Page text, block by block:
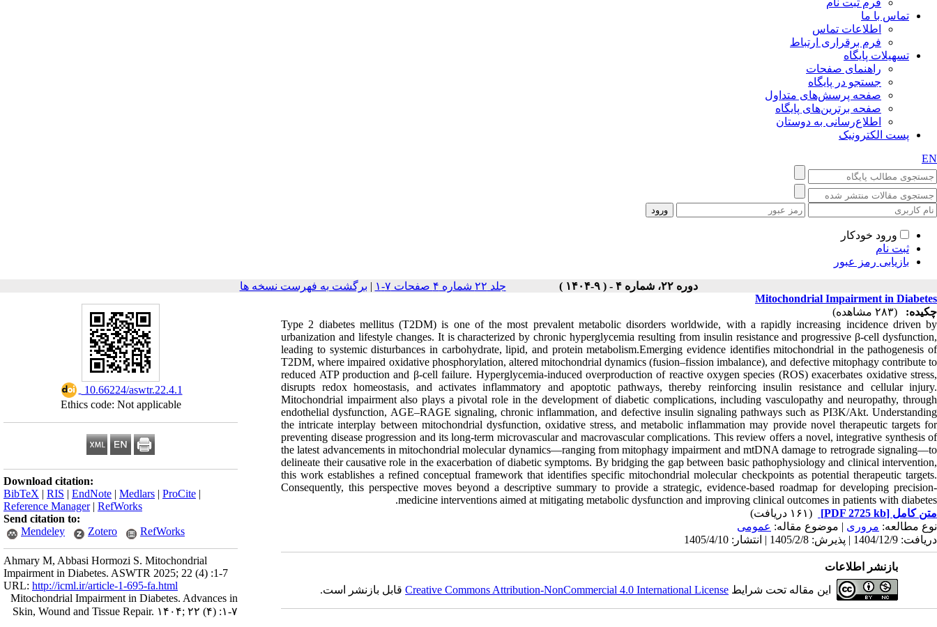
فرم ثبت نام
تماس با ما
اطلاعات تماس
فرم برقراری ارتباط
تسهیلات پایگاه
راهنمای صفحات
جستجو در پایگاه
صفحه پرسش‌های متداول
صفحه برترین‌های پایگاه
اطلاع‌رسانی به دوستان
پست الکترونیک
EN
ورود خودکار
ثبت نام
بازیابی رمز عبور
دوره ۲۲، شماره ۴ - ( ۹-۱۴۰۴ ) جلد ۲۲ شماره ۴ صفحات ۷-۱ | برگشت به فهرست نسخه ها
‎ 10.66224/aswtr.22.4.1
Ethics code: Not applicable
Download citation:
BibTeX | RIS | EndNote | Medlars | ProCite |
Reference Manager| RefWorks
Send citation to:
Mendeley
Zotero RefWorks
Ahmary M, Abbasi Hormozi S. Mitochondrial
Impairment in Diabetes. ASWTR 2025; 22 (4) :1-7
URL: http://icml.ir/article-1-695-fa.html
Mitochondrial Impairment in Diabetes. Advances in
Skin, Wound and Tissue Repair. ۱۴۰۴; ۲۲ (۴) :۱-۷
Mitochondrial Impairment in Diabetes
چکیده:
(۲۸۳ مشاهده)
Type 2 diabetes mellitus (T2DM) is one of the most prevalent metabolic disorders worldwide, with a rapidly increasing incidence driven by
urbanization and lifestyle changes. It is characterized by chronic hyperglycemia resulting from insulin resistance and progressive β-cell dysfunction,
leading to systemic disturbances in carbohydrate, lipid, and protein metabolism.Emerging evidence identifies mitochondrial in the pathogenesis of
T2DM, where impaired oxidative phosphorylation, altered mitochondrial dynamics (fusion–fission imbalance), and defective mitophagy contribute to
reduced ATP production and β-cell failure. Hyperglycemia-induced overproduction of reactive oxygen species (ROS) exacerbates oxidative stress,
disrupts redox homeostasis, and activates inflammatory and apoptotic pathways, thereby reinforcing insulin resistance and cellular injury.
Mitochondrial impairment also plays a pivotal role in the development of diabetic complications, including vasculopathy and neuropathy, through
endothelial dysfunction, AGE–RAGE signaling, chronic inflammation, and defective insulin signaling pathways such as PI3K/Akt. Understanding
the intricate interplay between mitochondrial dysfunction, oxidative stress, and metabolic inflammation may provide novel therapeutic targets for
preventing disease progression and its long-term microvascular and macrovascular complications. This review offers a novel, integrative synthesis of
the latest advancements in mitochondrial molecular dynamics—ranging from mitophagy impairment and mtDNA damage to retrograde signaling—to
delineate their causative role in the exacerbation of diabetic symptoms. By bridging the gap between basic pathophysiology and clinical intervention,
this work establishes a refined conceptual framework that identifies specific mitochondrial molecular checkpoints as potential therapeutic targets.
Consequently, this perspective moves beyond a descriptive summary to provide a strategic, evidence-based roadmap for developing precision-
medicine interventions aimed at mitigating metabolic dysfunction and improving clinical outcomes in patients with diabetes.
متن کامل [PDF 2725 kb]
(۱۶۱ دریافت)
نوع مطالعه: مروری | موضوع مقاله: عمومى
دریافت: 1404/12/9 | پذیرش: 1405/2/8 | انتشار: 1405/4/10
بازنشر اطلاعات
این مقاله تحت شرایط Creative Commons Attribution-NonCommercial 4.0 International Licenseقابل بازنشر است.